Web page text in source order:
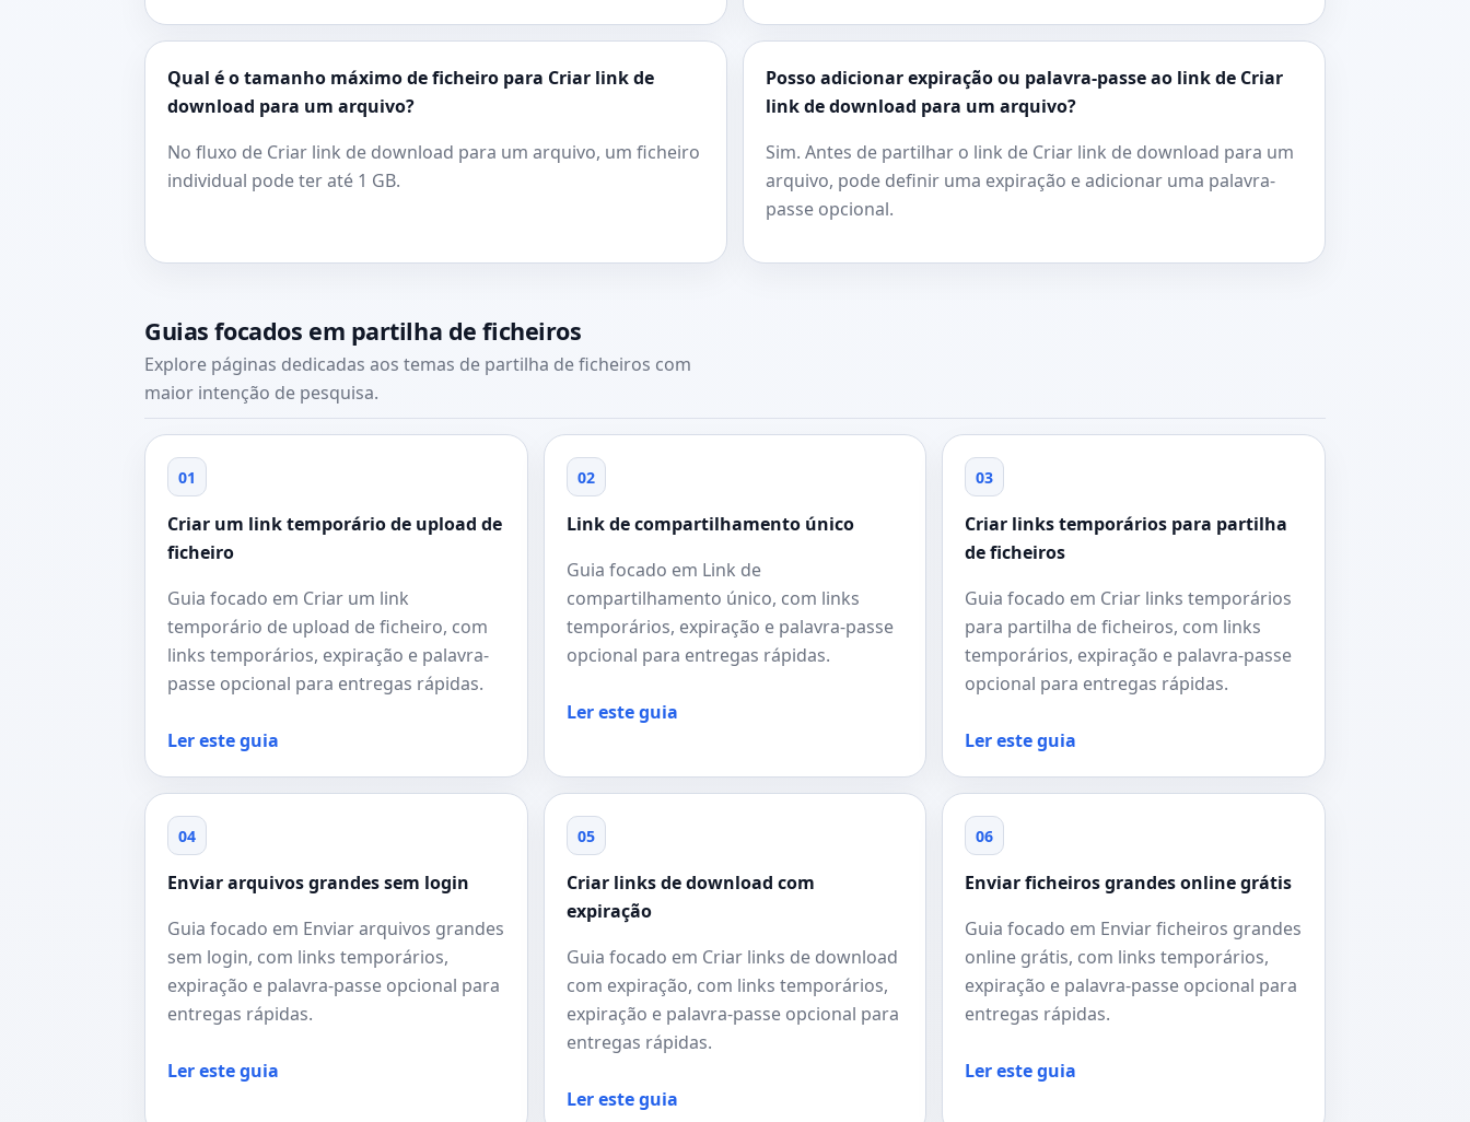
Qual é o tamanho máximo de ficheiro para Criar link de
download para um arquivo?
No fluxo de Criar link de download para um arquivo, um ficheiro
individual pode ter até 1 GB.
Posso adicionar expiração ou palavra-passe ao link de Criar
link de download para um arquivo?
Sim. Antes de partilhar o link de Criar link de download para um
arquivo, pode definir uma expiração e adicionar uma palavra-
passe opcional.
Guias focados em partilha de ficheiros
Explore páginas dedicadas aos temas de partilha de ficheiros com
maior intenção de pesquisa.
01
Criar um link temporário de upload de
ficheiro
Guia focado em Criar um link
temporário de upload de ficheiro, com
links temporários, expiração e palavra-
passe opcional para entregas rápidas.
Ler este guia
02
Link de compartilhamento único
Guia focado em Link de
compartilhamento único, com links
temporários, expiração e palavra-passe
opcional para entregas rápidas.
Ler este guia
03
Criar links temporários para partilha
de ficheiros
Guia focado em Criar links temporários
para partilha de ficheiros, com links
temporários, expiração e palavra-passe
opcional para entregas rápidas.
Ler este guia
04
Enviar arquivos grandes sem login
Guia focado em Enviar arquivos grandes
sem login, com links temporários,
expiração e palavra-passe opcional para
entregas rápidas.
Ler este guia
05
Criar links de download com
expiração
Guia focado em Criar links de download
com expiração, com links temporários,
expiração e palavra-passe opcional para
entregas rápidas.
Ler este guia
06
Enviar ficheiros grandes online grátis
Guia focado em Enviar ficheiros grandes
online grátis, com links temporários,
expiração e palavra-passe opcional para
entregas rápidas.
Ler este guia